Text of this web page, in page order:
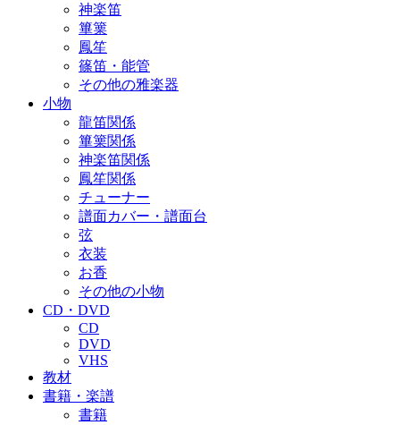
神楽笛
篳篥
鳳笙
篠笛・能管
その他の雅楽器
小物
龍笛関係
篳篥関係
神楽笛関係
鳳笙関係
チューナー
譜面カバー・譜面台
弦
衣装
お香
その他の小物
CD・DVD
CD
DVD
VHS
教材
書籍・楽譜
書籍